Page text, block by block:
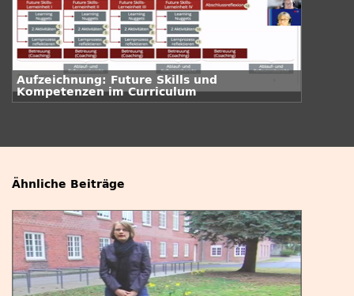
Aufzeichnung: Future Skills und
Kompetenzen im Curriculum
Ähnliche Beiträge